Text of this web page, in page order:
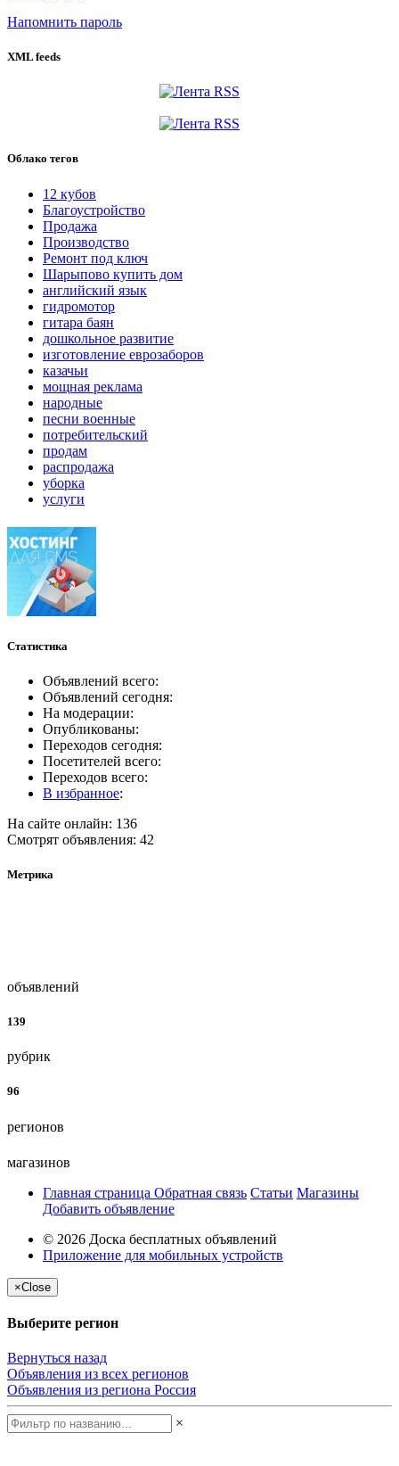
Напомнить пароль
XML feeds
Облако тегов
12 кубов
Благоустройство
Продажа
Производство
Ремонт под ключ
Шарыпово купить дом
английский язык
гидромотор
гитара баян
дошкольное развитие
изготовление еврозаборов
казачьи
мощная реклама
народные
песни военные
потребительский
продам
распродажа
уборка
услуги
Статистика
Объявлений всего:
Объявлений сегодня:
На модерации:
Опубликованы:
Переходов сегодня:
Посетителей всего:
Переходов всего:
В избранное:
На сайте онлайн: 136
Смотрят объявления: 42
Метрика
объявлений
139
рубрик
96
регионов
магазинов
Главная страница Обратная связь Статьи Магазины
Добавить объявление
© 2026 Доска бесплатных объявлений
Приложение для мобильных устройств
×Close
Выберите регион
Вернуться назад
Объявления из всех регионов
Объявления из региона Россия
×